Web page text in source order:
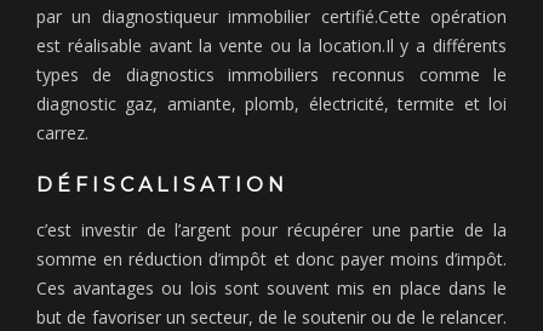
par un diagnostiqueur immobilier certifié.Cette opération
est réalisable avant la vente ou la location.Il y a différents
types de diagnostics immobiliers reconnus comme le
diagnostic gaz, amiante, plomb, électricité, termite et loi
carrez.
DÉFISCALISATION
c’est investir de l’argent pour récupérer une partie de la
somme en réduction d’impôt et donc payer moins d’impôt.
Ces avantages ou lois sont souvent mis en place dans le
but de favoriser un secteur, de le soutenir ou de le relancer.